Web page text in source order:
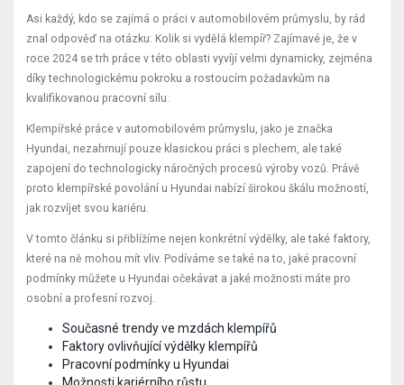
Asi každý, kdo se zajímá o práci v automobilovém průmyslu, by rád
znal odpověď na otázku: Kolik si vydělá klempíř? Zajímavé je, že v
roce 2024 se trh práce v této oblasti vyvíjí velmi dynamicky, zejména
díky technologickému pokroku a rostoucím požadavkům na
kvalifikovanou pracovní sílu.
Klempířské práce v automobilovém průmyslu, jako je značka
Hyundai, nezahrnují pouze klasickou práci s plechem, ale také
zapojení do technologicky náročných procesů výroby vozů. Právě
proto klempířské povolání u Hyundai nabízí širokou škálu možností,
jak rozvíjet svou kariéru.
V tomto článku si přiblížíme nejen konkrétní výdělky, ale také faktory,
které na ně mohou mít vliv. Podíváme se také na to, jaké pracovní
podmínky můžete u Hyundai očekávat a jaké možnosti máte pro
osobní a profesní rozvoj.
Současné trendy ve mzdách klempířů
Faktory ovlivňující výdělky klempířů
Pracovní podmínky u Hyundai